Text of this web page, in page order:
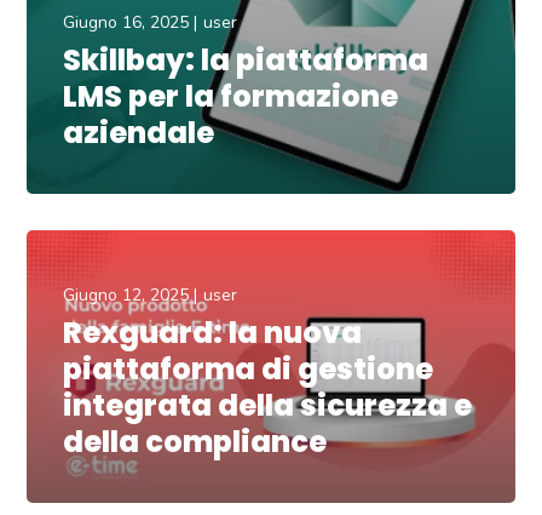
Giugno 16, 2025 user
Skillbay: la piattaforma
LMS per la formazione
aziendale
Giugno 12, 2025 user
Rexguard: la nuova
piattaforma di gestione
integrata della sicurezza e
della compliance